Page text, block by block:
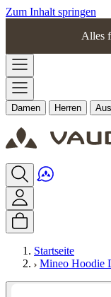
Zum Inhalt springen
Alles
Damen Herren
Startseite
Mineo Hoodie